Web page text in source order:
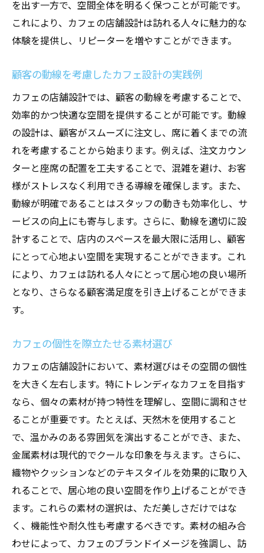
を出す一方で、空間全体を明るく保つことが可能です。
これにより、カフェの店舗設計は訪れる人々に魅力的な
体験を提供し、リピーターを増やすことができます。
顧客の動線を考慮したカフェ設計の実践例
カフェの店舗設計では、顧客の動線を考慮することで、
効率的かつ快適な空間を提供することが可能です。動線
の設計は、顧客がスムーズに注文し、席に着くまでの流
れを考慮することから始まります。例えば、注文カウン
ターと座席の配置を工夫することで、混雑を避け、お客
様がストレスなく利用できる導線を確保します。また、
動線が明確であることはスタッフの動きも効率化し、サ
ービスの向上にも寄与します。さらに、動線を適切に設
計することで、店内のスペースを最大限に活用し、顧客
にとって心地よい空間を実現することができます。これ
により、カフェは訪れる人々にとって居心地の良い場所
となり、さらなる顧客満足度を引き上げることができま
す。
カフェの個性を際立たせる素材選び
カフェの店舗設計において、素材選びはその空間の個性
を大きく左右します。特にトレンディなカフェを目指す
なら、個々の素材が持つ特性を理解し、空間に調和させ
ることが重要です。たとえば、天然木を使用すること
で、温かみのある雰囲気を演出することができ、また、
金属素材は現代的でクールな印象を与えます。さらに、
織物やクッションなどのテキスタイルを効果的に取り入
れることで、居心地の良い空間を作り上げることができ
ます。これらの素材の選択は、ただ美しさだけではな
く、機能性や耐久性も考慮するべきです。素材の組み合
わせによって、カフェのブランドイメージを強調し、訪